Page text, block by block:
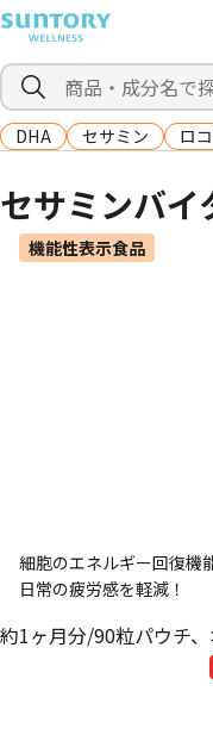
DHA セサミン ロ
セサミンバイ
機能性表示食品
細胞のエネルギー回復機
日常の疲労感を軽減！​
約1ヶ月分/90粒パウチ